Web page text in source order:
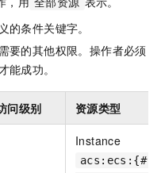
全部资源
条件关键字。
要的其他权限。操作者必须
能成功。
问级别 资源类型
Instance